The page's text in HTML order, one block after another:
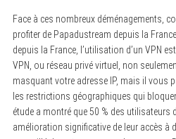
Face à ces nombreux déménagements,
profiter de Papadustream depuis la
depuis la France, l’utilisation d’un VPN
VPN, ou réseau privé virtuel, non
masquant votre adresse IP, mais il vous
les restrictions géographiques qui
étude a montré que 50 % des utilisateurs
amélioration significative de leur accès à